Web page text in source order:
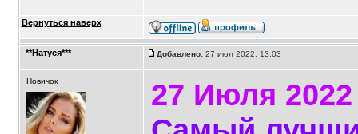
Вернуться наверх
**Натуся*** Добавлено:27 июл 2022, 13:03
Новичок
27 Июля 2022